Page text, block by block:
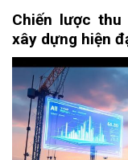
Chiến lược
xây dựng hiện